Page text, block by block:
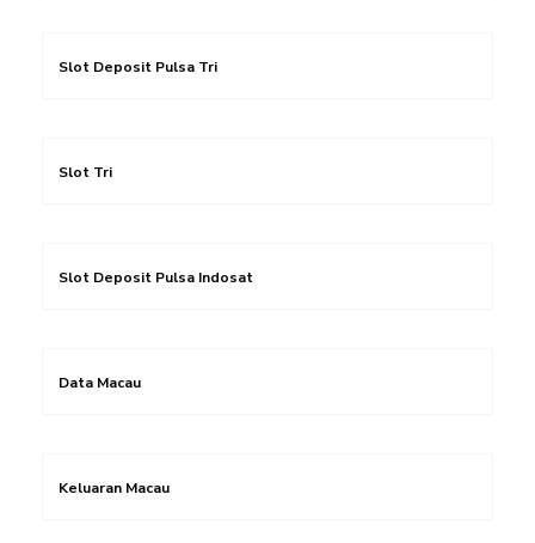
Slot Deposit Pulsa Tri
Slot Tri
Slot Deposit Pulsa Indosat
Data Macau
Keluaran Macau